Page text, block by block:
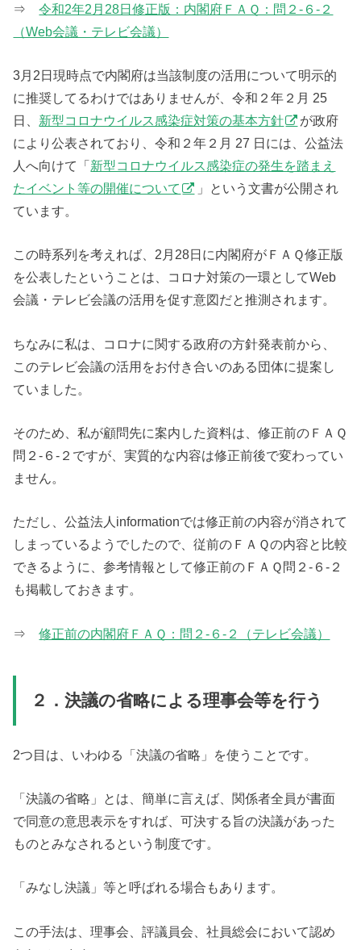
⇒令和2年2月28日修正版：内閣府ＦＡＱ：問２-６-２
（Web会議・テレビ会議）
3月2日現時点で内閣府は当該制度の活用について明示的
に推奨してるわけではありませんが、令和２年２月 25
日、 新型コロナウイルス感染症対策の基本方針
が政府
により公表されており、令和２年２月 27 日には、公益法
人へ向けて「新型コロナウイルス感染症の発生を踏まえ
たイベント等の開催について
」という文書が公開され
ています。
この時系列を考えれば、2月28日に内閣府がＦＡＱ修正版
を公表したということは、コロナ対策の一環としてWeb
会議・テレビ会議の活用を促す意図だと推測されます。
ちなみに私は、コロナに関する政府の方針発表前から、
このテレビ会議の活用をお付き合いのある団体に提案し
ていました。
そのため、私が顧問先に案内した資料は、修正前のＦＡＱ
問２-６-２ですが、実質的な内容は修正前後で変わってい
ません。
ただし、公益法人informationでは修正前の内容が消されて
しまっているようでしたので、従前のＦＡＱの内容と比較
できるように、参考情報として修正前のＦＡＱ問２-６-２
も掲載しておきます。
⇒修正前の内閣府ＦＡＱ：問２-６-２（テレビ会議）
２．決議の省略による理事会等を行う
2つ目は、いわゆる「決議の省略」を使うことです。
「決議の省略」とは、簡単に言えば、関係者全員が書面
で同意の意思表示をすれば、可決する旨の決議があった
ものとみなされるという制度です。
「みなし決議」等と呼ばれる場合もあります。
この手法は、理事会、評議員会、社員総会において認め